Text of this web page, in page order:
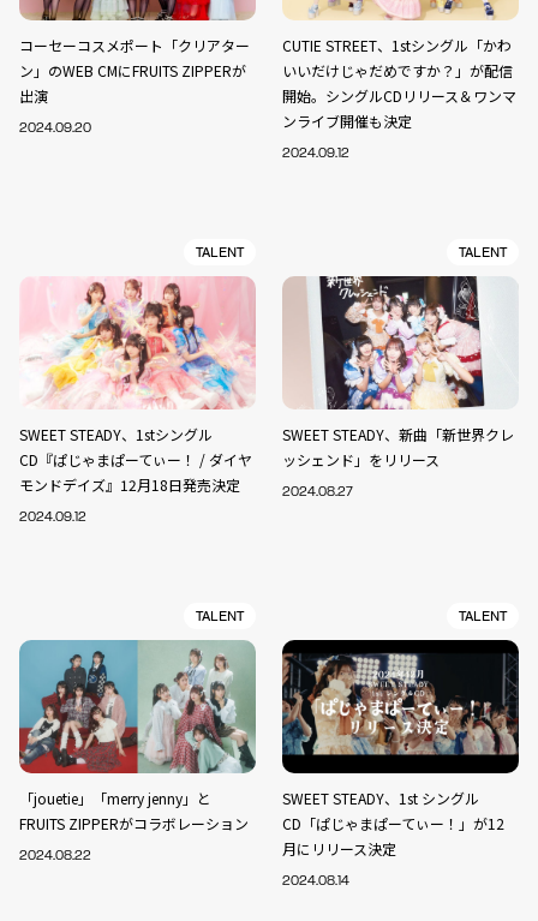
コーセーコスメポート「クリアター
ン」のWEB CMにFRUITS ZIPPERが
出演
2024.09.20
CUTIE STREET、1stシングル「かわ
いいだけじゃだめですか？」が配信
開始。シングルCDリリース＆ワンマ
ンライブ開催も決定
2024.09.12
TALENT
SWEET STEADY、1stシングル
CD『ぱじゃまぱーてぃー！ / ダイヤ
モンドデイズ』12月18日発売決定
2024.09.12
TALENT
SWEET STEADY、新曲「新世界クレ
ッシェンド」をリリース
2024.08.27
TALENT
「jouetie」「merry jenny」と
FRUITS ZIPPERがコラボレーション
2024.08.22
TALENT
SWEET STEADY、1st シングル
CD「ぱじゃまぱーてぃー！」が12
月にリリース決定
2024.08.14